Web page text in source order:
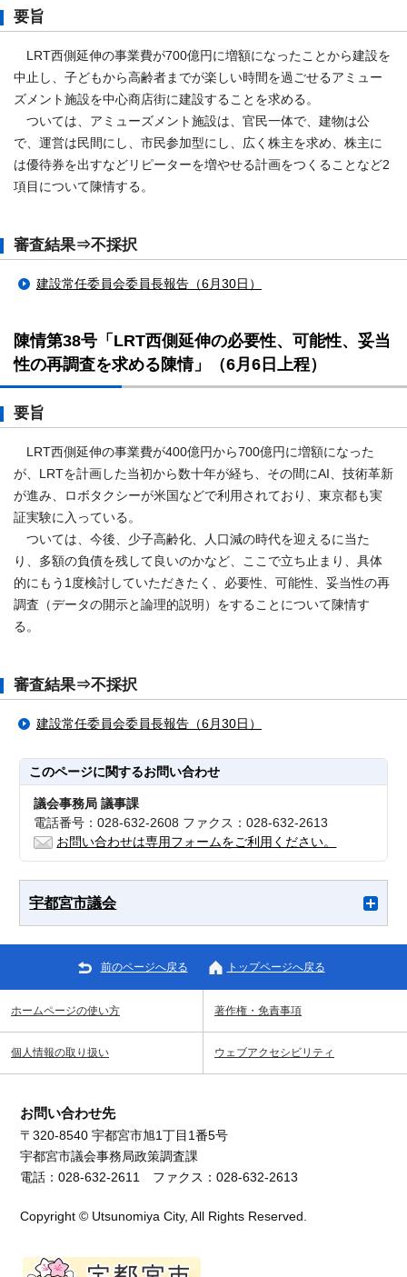
要旨
LRT西側延伸の事業費が700億円に増額になったことから建設を
中止し、子どもから高齢者までが楽しい時間を過ごせるアミュー
ズメント施設を中心商店街に建設することを求める。
ついては、アミューズメント施設は、官民一体で、建物は公
で、運営は民間にし、市民参加型にし、広く株主を求め、株主に
は優待券を出すなどリピーターを増やせる計画をつくることなど2
項目について陳情する。
審査結果⇒不採択
建設常任委員会委員長報告（6月30日）
陳情第38号「LRT西側延伸の必要性、可能性、妥当
性の再調査を求める陳情」（6月6日上程）
要旨
LRT西側延伸の事業費が400億円から700億円に増額になった
が、LRTを計画した当初から数十年が経ち、その間にAI、技術革新
が進み、ロボタクシーが米国などで利用されており、東京都も実
証実験に入っている。
ついては、今後、少子高齢化、人口減の時代を迎えるに当た
り、多額の負債を残して良いのかなど、ここで立ち止まり、具体
的にもう1度検討していただきたく、必要性、可能性、妥当性の再
調査（データの開示と論理的説明）をすることについて陳情す
る。
審査結果⇒不採択
建設常任委員会委員長報告（6月30日）
このページに関するお問い合わせ
議会事務局 議事課
電話番号：028-632-2608 ファクス：028-632-2613
お問い合わせは専用フォームをご利用ください。
宇都宮市議会
前のページへ戻る トップページへ戻る
ホームページの使い方 著作権・免責事項
個人情報の取り扱い ウェブアクセシビリティ
お問い合わせ先
〒320-8540 宇都宮市旭1丁目1番5号
宇都宮市議会事務局政策調査課
電話：028-632-2611 ファクス：028-632-2613
Copyright © Utsunomiya City, All Rights Reserved.